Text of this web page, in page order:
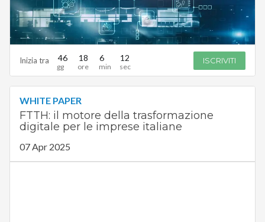
Inizia tra 46 18 6 11 ISCRIVITI
WHITE PAPER
FTTH: il motore della trasformazione
digitale per le imprese italiane
07 Apr 2025